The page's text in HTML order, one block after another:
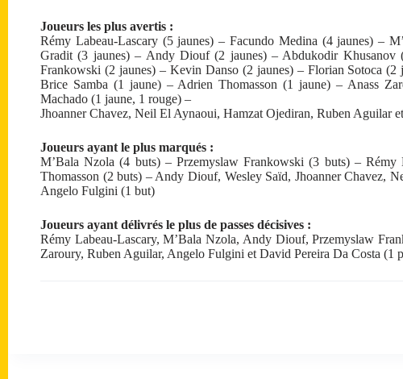
Joueurs les plus avertis :
Rémy Labeau-Lascary (5 jaunes) – Facundo Medina (4 jaunes) –
Gradit (3 jaunes) – Andy Diouf (2 jaunes) – Abdukodir Khusanov
Frankowski (2 jaunes) – Kevin Danso (2 jaunes) – Florian Sotoca (2
Brice Samba (1 jaune) – Adrien Thomasson (1 jaune) – Anass
Machado (1 jaune, 1 rouge) –
Jhoanner Chavez, Neil El Aynaoui, Hamzat Ojediran, Ruben Aguilar
Joueurs ayant le plus marqués :
M’Bala Nzola (4 buts) – Przemyslaw Frankowski (3 buts) – Rémy
Thomasson (2 buts) – Andy Diouf, Wesley Saïd, Jhoanner Chavez,
Angelo Fulgini (1 but)
Joueurs ayant délivrés le plus de passes décisives :
Rémy Labeau-Lascary, M’Bala Nzola, Andy Diouf, Przemyslaw
Zaroury, Ruben Aguilar, Angelo Fulgini et David Pereira Da Costa (1